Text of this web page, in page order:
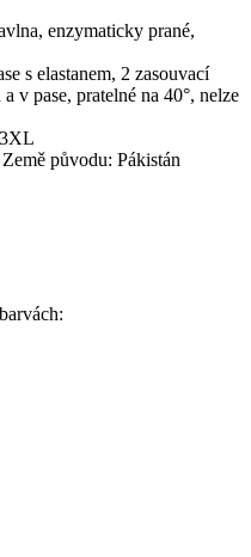
enzymaticky prané,
s elastanem, 2 zasouvací
v pase, pratelné na 40°, nelze
3XL
Země původu: Pákistán